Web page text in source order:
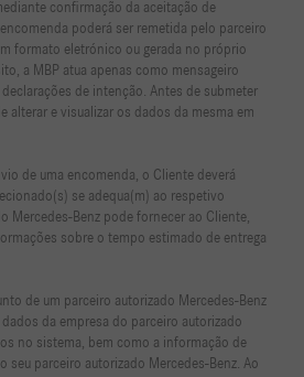
confirmação da aceitação de
poderá ser remetida pelo parceiro
formato eletrónico ou gerada no próprio
a MBP atua apenas como mensageiro
de intenção. Antes de submeter
alterar e visualizar os dados da mesma em
de uma encomenda, o Cliente deverá
se adequa(m) ao respetivo
Mercedes-Benz pode fornecer ao Cliente,
sobre o tempo estimado de entrega
de um parceiro autorizado Mercedes-Benz
da empresa do parceiro autorizado
no sistema, bem como a informação de
seu parceiro autorizado Mercedes-Benz. Ao